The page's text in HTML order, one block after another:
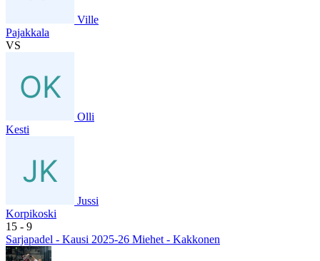
Ville
Pajakkala
VS
Olli
Kesti
Jussi
Korpikoski
15 - 9
Sarjapadel - Kausi 2025-26 Miehet - Kakkonen